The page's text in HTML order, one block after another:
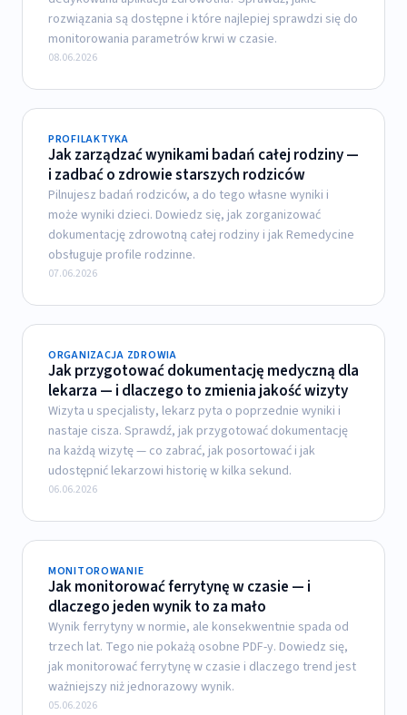
rozwiązania są dostępne i które najlepiej sprawdzi się do
monitorowania parametrów krwi w czasie.
08.06.2026
PROFILAKTYKA
Jak zarządzać wynikami badań całej rodziny —
i zadbać o zdrowie starszych rodziców
Pilnujesz badań rodziców, a do tego własne wyniki i
może wyniki dzieci. Dowiedz się, jak zorganizować
dokumentację zdrowotną całej rodziny i jak Remedycine
obsługuje profile rodzinne.
07.06.2026
ORGANIZACJA ZDROWIA
Jak przygotować dokumentację medyczną dla
lekarza — i dlaczego to zmienia jakość wizyty
Wizyta u specjalisty, lekarz pyta o poprzednie wyniki i
nastaje cisza. Sprawdź, jak przygotować dokumentację
na każdą wizytę — co zabrać, jak posortować i jak
udostępnić lekarzowi historię w kilka sekund.
06.06.2026
MONITOROWANIE
Jak monitorować ferrytynę w czasie — i
dlaczego jeden wynik to za mało
Wynik ferrytyny w normie, ale konsekwentnie spada od
trzech lat. Tego nie pokażą osobne PDF-y. Dowiedz się,
jak monitorować ferrytynę w czasie i dlaczego trend jest
ważniejszy niż jednorazowy wynik.
05.06.2026